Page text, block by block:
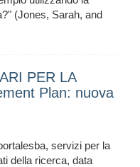
(Jones, Sarah, and
PER LA
Plan: nuova
servizi per la
della ricerca, data